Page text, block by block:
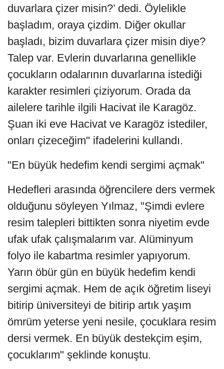
duvarlara çizer misin?’ dedi. Öylelikle
başladım, oraya çizdim. Diğer okullar
başladı, bizim duvarlara çizer misin diye?
Talep var. Evlerin duvarlarına genellikle
çocukların odalarının duvarlarına istediği
karakter resimleri çiziyorum. Orada da
ailelere tarihle ilgili Hacivat ile Karagöz.
Şuan iki eve Hacivat ve Karagöz istediler,
onları çizeceğim" ifadelerini kullandı.
"En büyük hedefim kendi sergimi açmak"
Hedefleri arasında öğrencilere ders vermek
olduğunu söyleyen Yılmaz, "Şimdi evlere
resim talepleri bittikten sonra niyetim evde
ufak ufak çalışmalarım var. Alüminyum
folyo ile kabartma resimler yapıyorum.
Yarın öbür gün en büyük hedefim kendi
sergimi açmak. Hem de açık öğretim liseyi
bitirip üniversiteyi de bitirip artık yaşım
ömrüm yeterse yeni nesile, çocuklara resim
dersi vermek. En büyük destekçim eşim,
çocuklarım" şeklinde konuştu.